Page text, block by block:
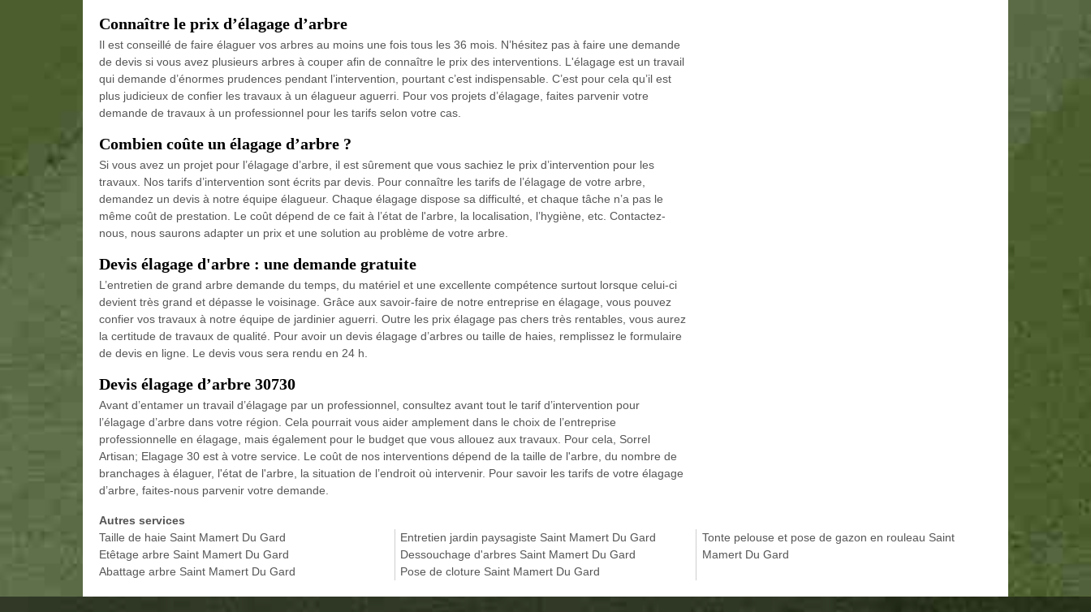
Connaître le prix d’élagage d’arbre
Il est conseillé de faire élaguer vos arbres au moins une fois tous les 36 mois. N’hésitez pas à faire une demande
de devis si vous avez plusieurs arbres à couper afin de connaître le prix des interventions. L'élagage est un travail
qui demande d’énormes prudences pendant l’intervention, pourtant c’est indispensable. C’est pour cela qu’il est
plus judicieux de confier les travaux à un élagueur aguerri. Pour vos projets d’élagage, faites parvenir votre
demande de travaux à un professionnel pour les tarifs selon votre cas.
Combien coûte un élagage d’arbre ?
Si vous avez un projet pour l’élagage d’arbre, il est sûrement que vous sachiez le prix d’intervention pour les
travaux. Nos tarifs d’intervention sont écrits par devis. Pour connaître les tarifs de l’élagage de votre arbre,
demandez un devis à notre équipe élagueur. Chaque élagage dispose sa difficulté, et chaque tâche n’a pas le
même coût de prestation. Le coût dépend de ce fait à l’état de l'arbre, la localisation, l’hygiène, etc. Contactez-
nous, nous saurons adapter un prix et une solution au problème de votre arbre.
Devis élagage d'arbre : une demande gratuite
L’entretien de grand arbre demande du temps, du matériel et une excellente compétence surtout lorsque celui-ci
devient très grand et dépasse le voisinage. Grâce aux savoir-faire de notre entreprise en élagage, vous pouvez
confier vos travaux à notre équipe de jardinier aguerri. Outre les prix élagage pas chers très rentables, vous aurez
la certitude de travaux de qualité. Pour avoir un devis élagage d’arbres ou taille de haies, remplissez le formulaire
de devis en ligne. Le devis vous sera rendu en 24 h.
Devis élagage d’arbre 30730
Avant d’entamer un travail d’élagage par un professionnel, consultez avant tout le tarif d’intervention pour
l’élagage d’arbre dans votre région. Cela pourrait vous aider amplement dans le choix de l’entreprise
professionnelle en élagage, mais également pour le budget que vous allouez aux travaux. Pour cela, Sorrel
Artisan; Elagage 30 est à votre service. Le coût de nos interventions dépend de la taille de l'arbre, du nombre de
branchages à élaguer, l'état de l'arbre, la situation de l’endroit où intervenir. Pour savoir les tarifs de votre élagage
d’arbre, faites-nous parvenir votre demande.
Autres services
Taille de haie Saint Mamert Du Gard
Etêtage arbre Saint Mamert Du Gard
Abattage arbre Saint Mamert Du Gard
Entretien jardin paysagiste Saint Mamert Du Gard
Dessouchage d'arbres Saint Mamert Du Gard
Pose de cloture Saint Mamert Du Gard
Tonte pelouse et pose de gazon en rouleau Saint
Mamert Du Gard